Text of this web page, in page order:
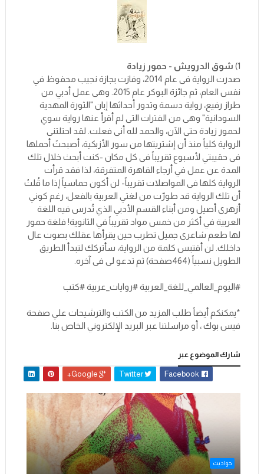
1) شوق الدرويش - حمور زيادة
صدرت الرواية فى عام 2014، وفازت بجازة نجيب محفوظ في
نفس العام، ثم جائزة البوكر عام 2015. وهى عمل أدبي من
طراز رفيع، رواية دسمة وتدور أحداثها إبان "الثورة المهدية
السودانية" وهى من الفترات التى لم أقرأ عنها رواية سوي
لحمور زيادة حتى الآن، والحمد لله أنى فعلت. لقد احتلتنى
الرواية كلياً منذ أن إشتريتها من سور الأزبكية، أصبحتً أحملها
فى حقيبتي لأسبوع تقريباً فى كل مكان -كنت أبحث خلال تلك
المدة عن عمل في أرجاء القاهرة المتفرقة، لذا فقد قرأت
الرواية كلها فى المواصلات تقريباً- لن أكون حماسياً إذا ما قُلتُ
أن تلك الرواية قد طورّت من لغتي العربية بالفعل، رغم كوني
أزهرى أصيل ومن أبناء القسم الأدبي الذي تُدرس فيه اللغة
العربية في أكثر من خمس مواد تقريباً في الثانوية! فلغة حمور
لها طعم شاعرى جميل تطرب حين يقرأها عقلك بصوت عال
داخلك. لن أقتبس كلمة من الرواية، سأتركك لتبدأ الطريق
الطويل نسبياً (464صفحة) ثم تدعو لى فى آخره.
#اليوم_العالمي_للغة_العربية #روايات_عربية #كتب
*يمكنكم أيضاً طلب المزيد من الكتب والترشيحات علي صفحة
فيس بوك ، أو مراسلتنا عبر البريد الإلكتروني الخاص بنا.
شارك الموضوع عبر
Twitter
حواديت